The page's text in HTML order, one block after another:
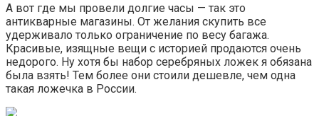
А вот где мы провели долгие часы — так это
антикварные магазины. От желания скупить все
удерживало только ограничение по весу багажа.
Красивые, изящные вещи с историей продаются очень
недорого. Ну хотя бы набор серебряных ложек я обязана
была взять! Тем более они стоили дешевле, чем одна
такая ложечка в России.